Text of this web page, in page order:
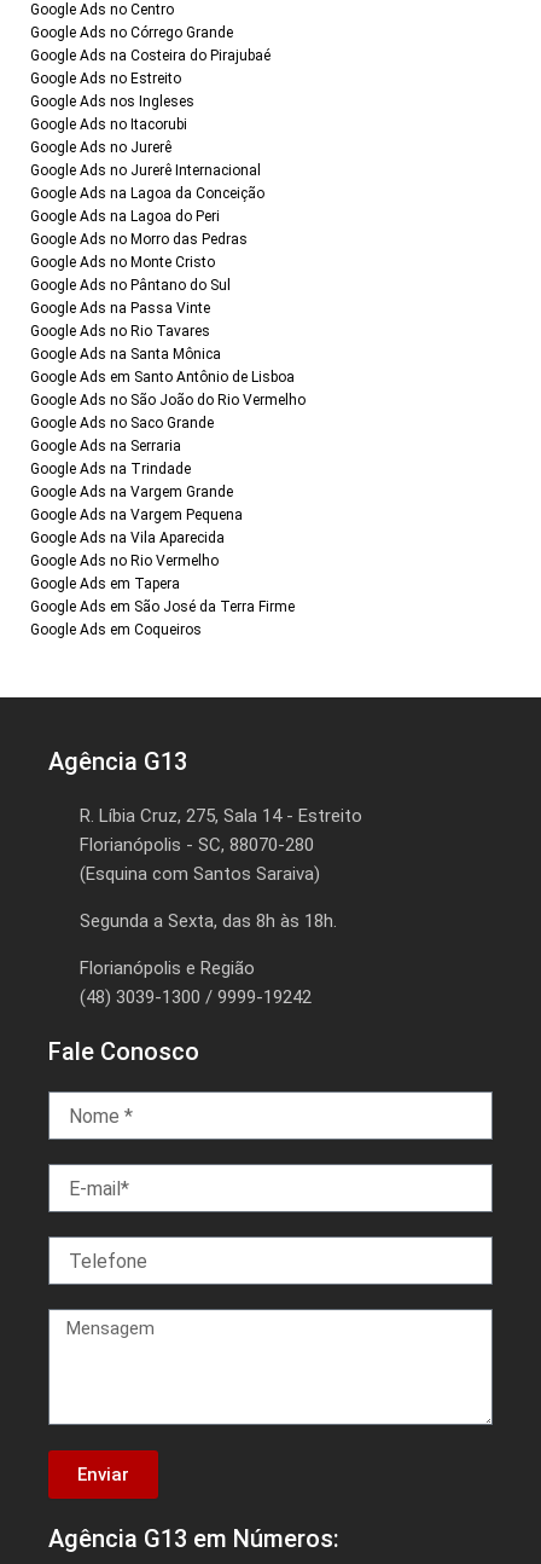
Google Ads no Centro
Google Ads no Córrego Grande
Google Ads na Costeira do Pirajubaé
Google Ads no Estreito
Google Ads nos Ingleses
Google Ads no Itacorubi
Google Ads no Jurerê
Google Ads no Jurerê Internacional
Google Ads na Lagoa da Conceição
Google Ads na Lagoa do Peri
Google Ads no Morro das Pedras
Google Ads no Monte Cristo
Google Ads no Pântano do Sul
Google Ads na Passa Vinte
Google Ads no Rio Tavares
Google Ads na Santa Mônica
Google Ads em Santo Antônio de Lisboa
Google Ads no São João do Rio Vermelho
Google Ads no Saco Grande
Google Ads na Serraria
Google Ads na Trindade
Google Ads na Vargem Grande
Google Ads na Vargem Pequena
Google Ads na Vila Aparecida
Google Ads no Rio Vermelho
Google Ads em Tapera
Google Ads em São José da Terra Firme
Google Ads em Coqueiros
Agência G13
R. Líbia Cruz, 275, Sala 14 - Estreito
Florianópolis - SC, 88070-280
(Esquina com Santos Saraiva)
Segunda a Sexta, das 8h às 18h.
Florianópolis e Região
(48) 3039-1300 / 9999-19242
Fale Conosco
Enviar
Agência G13 em Números: